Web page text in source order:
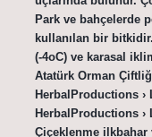
Park ve bahçelerde
kullanılan bir
(-4oC) ve karasal
Atatürk Orman
HerbalProductions ›
HerbalProductions
Çiçeklenme ilkbahar